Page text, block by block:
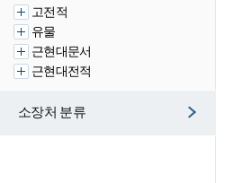
고전적
유물
근현대문서
근현대전적
소장처 분류